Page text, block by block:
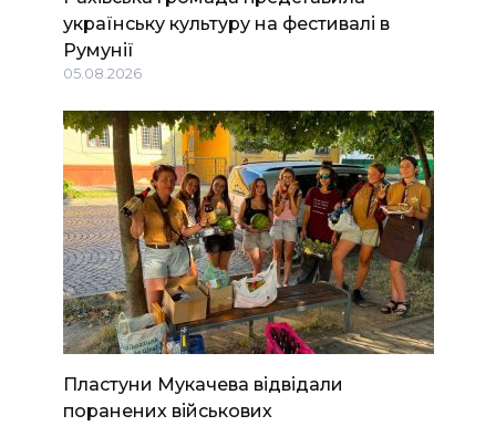
українську культуру на фестивалі в
Румунії
05.08.2026
Пластуни Мукачева відвідали
поранених військових